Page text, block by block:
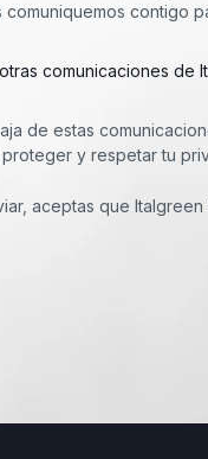
contigo
comunicaciones de
de estas
y respetar tu
aceptas que